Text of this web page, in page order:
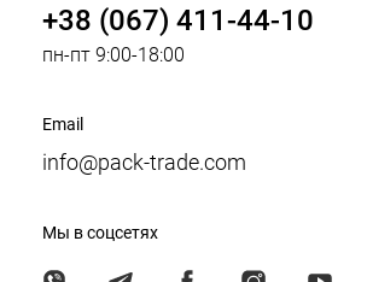
+38 (067) 411-44-10
пн-пт 9:00-18:00
Email
info@pack-trade.com
Мы в соцсетях